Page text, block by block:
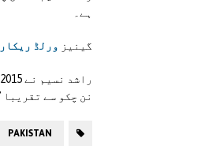
ہے۔
گینیز ورلڈ ریکارڈ نے
نن چکو سے تقریبا 7 عالمی ریکارڈ بنا چکے ہیں۔
PAKISTAN